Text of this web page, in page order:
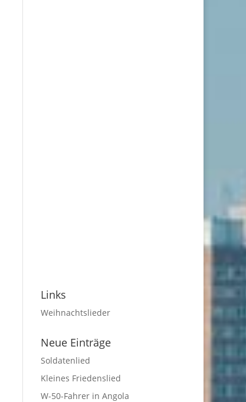
Links
Weihnachtslieder
Neue Einträge
Soldatenlied
Kleines Friedenslied
W-50-Fahrer in Angola